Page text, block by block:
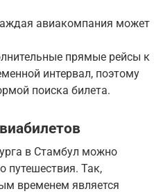
авиакомпания может
прямые рейсы к
интервал, поэтому
поиска билета.
в Стамбул можно
путешествия. Так,
временем является